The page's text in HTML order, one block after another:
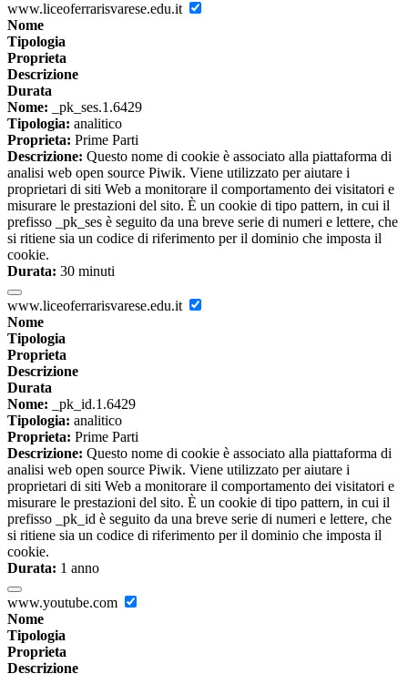
www.liceoferrarisvarese.edu.it
Nome
Tipologia
Proprieta
Descrizione
Durata
Nome: _pk_ses.1.6429
Tipologia: analitico
Proprieta: Prime Parti
Descrizione: Questo nome di cookie è associato alla piattaforma di
analisi web open source Piwik. Viene utilizzato per aiutare i
proprietari di siti Web a monitorare il comportamento dei visitatori e
misurare le prestazioni del sito. È un cookie di tipo pattern, in cui il
prefisso _pk_ses è seguito da una breve serie di numeri e lettere, che
si ritiene sia un codice di riferimento per il dominio che imposta il
cookie.
Durata: 30 minuti
www.liceoferrarisvarese.edu.it
Nome
Tipologia
Proprieta
Descrizione
Durata
Nome: _pk_id.1.6429
Tipologia: analitico
Proprieta: Prime Parti
Descrizione: Questo nome di cookie è associato alla piattaforma di
analisi web open source Piwik. Viene utilizzato per aiutare i
proprietari di siti Web a monitorare il comportamento dei visitatori e
misurare le prestazioni del sito. È un cookie di tipo pattern, in cui il
prefisso _pk_id è seguito da una breve serie di numeri e lettere, che
si ritiene sia un codice di riferimento per il dominio che imposta il
cookie.
Durata: 1 anno
www.youtube.com
Nome
Tipologia
Proprieta
Descrizione